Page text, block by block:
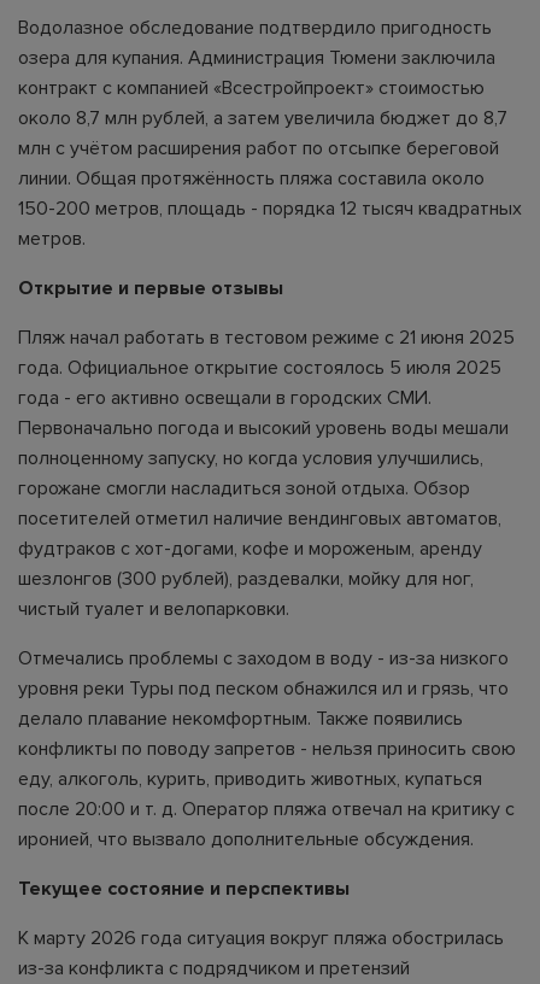
Водолазное обследование подтвердило пригодность
озера для купания. Администрация Тюмени заключила
контракт с компанией «Всестройпроект» стоимостью
около 8,7 млн рублей, а затем увеличила бюджет до 8,7
млн с учётом расширения работ по отсыпке береговой
линии. Общая протяжённость пляжа составила около
150-200 метров, площадь - порядка 12 тысяч квадратных
метров.
Открытие и первые отзывы
Пляж начал работать в тестовом режиме с 21 июня 2025
года. Официальное открытие состоялось 5 июля 2025
года - его активно освещали в городских СМИ.
Первоначально погода и высокий уровень воды мешали
полноценному запуску, но когда условия улучшились,
горожане смогли насладиться зоной отдыха. Обзор
посетителей отметил наличие вендинговых автоматов,
фудтраков с хот-догами, кофе и мороженым, аренду
шезлонгов (300 рублей), раздевалки, мойку для ног,
чистый туалет и велопарковки.
Отмечались проблемы с заходом в воду - из-за низкого
уровня реки Туры под песком обнажился ил и грязь, что
делало плавание некомфортным. Также появились
конфликты по поводу запретов - нельзя приносить свою
еду, алкоголь, курить, приводить животных, купаться
после 20:00 и т. д. Оператор пляжа отвечал на критику с
иронией, что вызвало дополнительные обсуждения.
Текущее состояние и перспективы
К марту 2026 года ситуация вокруг пляжа обострилась
из-за конфликта с подрядчиком и претензий